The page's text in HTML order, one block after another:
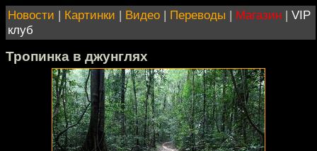
Новости | Картинки | Видео | Переводы | Магазин | VIP
клуб
Тропинка в джунглях